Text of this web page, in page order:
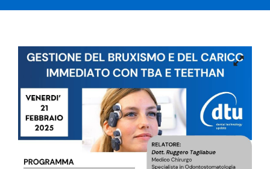
USATO
CONTATTI
E-SHOP
ASSISTENZA
IT